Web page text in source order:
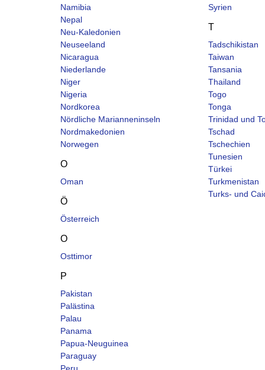
Namibia
Nepal
Neu-Kaledonien
Neuseeland
Nicaragua
Niederlande
Niger
Nigeria
Nordkorea
Nördliche Marianneninseln
Nordmakedonien
Norwegen
O
Oman
Ö
Österreich
O
Osttimor
P
Pakistan
Palästina
Palau
Panama
Papua-Neuguinea
Paraguay
Syrien
T
Tadschikistan
Taiwan
Tansania
Thailand
Togo
Tonga
Trinidad und
Tschad
Tschechien
Tunesien
Türkei
Turkmenistan
Turks- und